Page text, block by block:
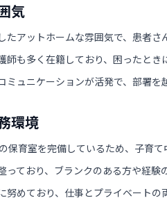
気
たアットホームな雰囲気で、患者さ
師も多く在籍しており、困ったとき
ミュニケーションが活発で、部署を
環境
保育室を完備しているため、子育
っており、ブランクのある方や経験
努めており、仕事とプライベートの